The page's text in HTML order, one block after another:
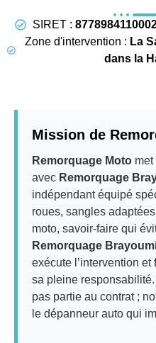
SIRET :
Zone d'intervention : La
dans la
Mission de
Remorquage Moto
avec Remorquage
indépendant équipé
roues, sangles
moto, savoir-faire qui
Remorquage
exécute l’intervention
sa pleine responsabilité.
pas partie au contrat ;
le dépanneur auto qui